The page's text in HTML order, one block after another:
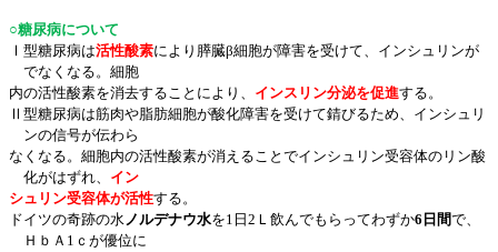
○糖尿病について
Ⅰ型糖尿病は活性酸素により膵臓β細胞が障害を受けて、インシュリンが
でなくなる。細胞
内の活性酸素を消去することにより、 インスリン分泌を促進する。
Ⅱ型糖尿病は筋肉や脂肪細胞が酸化障害を受けて錆びるため、インシュリ
ンの信号が伝わら
なくなる。細胞内の活性酸素が消えることでインシュリン受容体のリン酸
化がはずれ、 イン
シュリン受容体が活性する。
ドイツの奇跡の水ノルデナウ水を1 日 2 Ｌ飲んでもらってわずか6 日間で、
ＨｂＡ 1 ｃが優位に